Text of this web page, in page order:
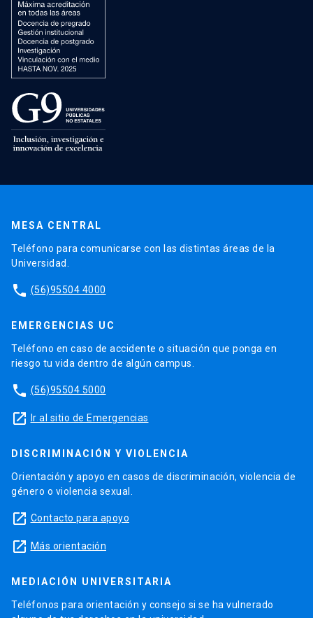
MESA CENTRAL
Teléfono para comunicarse con las distintas áreas de la
Universidad.
phone (56)95504 4000
EMERGENCIAS UC
Teléfono en caso de accidente o situación que ponga en
riesgo tu vida dentro de algún campus.
phone (56)95504 5000
launch Ir al sitio de Emergencias
DISCRIMINACIÓN Y VIOLENCIA
Orientación y apoyo en casos de discriminación, violencia de
género o violencia sexual.
launch Contacto para apoyo
launch Más orientación
MEDIACIÓN UNIVERSITARIA
Teléfonos para orientación y consejo si se ha vulnerado